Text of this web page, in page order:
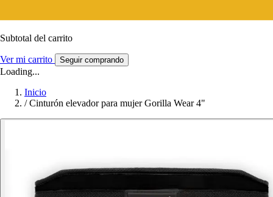
Subtotal del carrito
Ver mi carrito Seguir comprando
Loading...
Inicio
/ Cinturón elevador para mujer Gorilla Wear 4"